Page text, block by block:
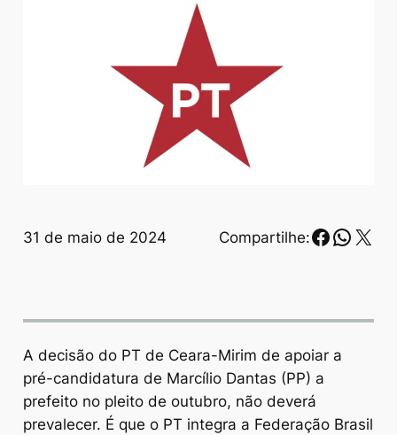
31 de maio de 2024 Compartilhe: X
A decisão do PT de Ceara-Mirim de apoiar a
pré-candidatura de Marcílio Dantas (PP) a
prefeito no pleito de outubro, não deverá
prevalecer. É que o PT integra a Federação Brasil